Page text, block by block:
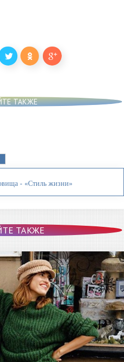
ТАКЖЕ
- «Стиль жизни»
ТАКЖЕ